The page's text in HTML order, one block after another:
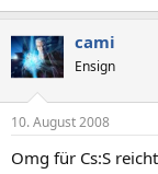
cami
Ensign
10. August 2008
Omg für Cs:S